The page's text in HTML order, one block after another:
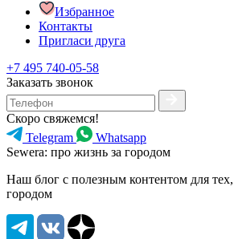
Избранное
Контакты
Пригласи друга
+7 495 740-05-58
Заказать звонок
Скоро свяжемся!
Telegram
Whatsapp
Sewera: про жизнь за городом
Наш блог c полезным контентом для тех,
городом